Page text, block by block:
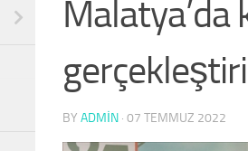
Malatya’da
BY ADMIN · 07 TEMMUZ 2022